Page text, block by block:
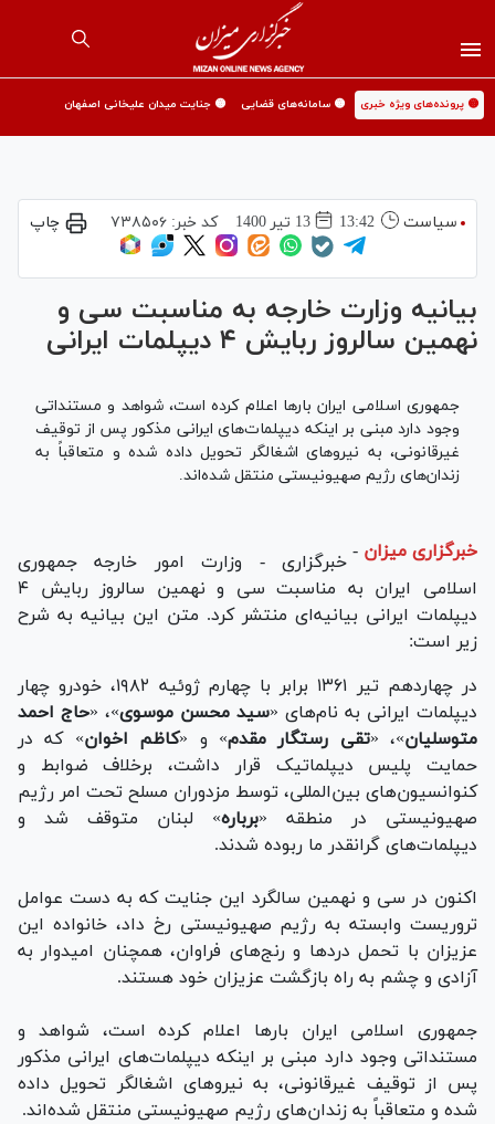
🟡 پرونده‌های ویژه خبری 🟡 سامانه‌های قضایی 🟡 جنایت میدان علیخانی اصفهان
سیاست 13:42 13 تير 1400 کد خبر: ۷۳۸۵۰۶ چاپ
بیانیه وزارت خارجه به مناسبت سی و
نهمین سالروز ربایش ۴ دیپلمات ایرانی
جمهوری اسلامی ایران بار‌ها اعلام کرده است، شواهد و مستنداتی
وجود دارد مبنی بر اینکه دیپلمات‌های ایرانی مذکور پس از توقیف
غیرقانونی، به نیرو‌های اشغالگر تحویل داده شده و متعاقباً به
زندان‌های رژیم صهیونیستی منتقل شده‌اند.
خبرگزاری میزان - خبرگزاری - وزارت امور خارجه جمهوری
اسلامی ایران به مناسبت سی و نهمین سالروز ربایش ۴
دیپلمات ایرانی بیانیه‌ای منتشر کرد. متن این بیانیه به شرح
زیر است:
در چهاردهم تیر ۱۳۶۱ برابر با چهارم ژوئیه ۱۹۸۲، خودرو چهار
دیپلمات ایرانی به نام‌های «سید محسن موسوی»، «حاج احمد
متوسلیان»، «تقی رستگار مقدم» و «کاظم اخوان» که در
حمایت پلیس دیپلماتیک قرار داشت، برخلاف ضوابط و
کنوانسیون‌های بین‌المللی، توسط مزدوران مسلح تحت امر رژیم
صهیونیستی در منطقه «برباره» لبنان متوقف شد و
دیپلمات‌های گرانقدر ما ربوده شدند.
اکنون در سی و نهمین سالگرد این جنایت که به دست عوامل
تروریست وابسته به رژیم صهیونیستی رخ داد، خانواده این
عزیزان با تحمل درد‌ها و رنج‌های فراوان، همچنان امیدوار به
آزادی و چشم به راه بازگشت عزیزان خود هستند.
جمهوری اسلامی ایران بار‌ها اعلام کرده است، شواهد و
مستنداتی وجود دارد مبنی بر اینکه دیپلمات‌های ایرانی مذکور
پس از توقیف غیرقانونی، به نیرو‌های اشغالگر تحویل داده
شده و متعاقباً به زندان‌های رژیم صهیونیستی منتقل شده‌اند.